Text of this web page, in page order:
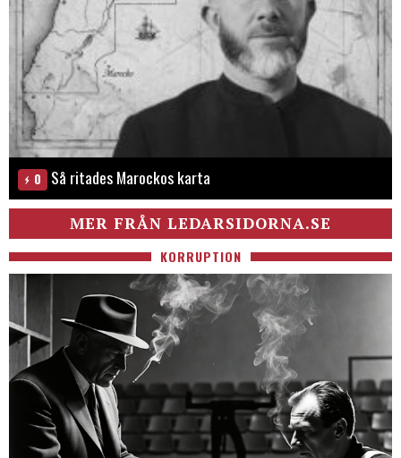
0 Så ritades Marockos karta
MER FRÅN LEDARSIDORNA.SE
KORRUPTION